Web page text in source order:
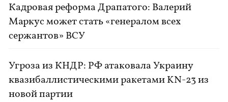
Кадровая реформа Драпатого: Валерий
Маркус может стать «генералом всех
сержантов» ВСУ
Угроза из КНДР: РФ атаковала Украину
квазибаллистическими ракетами KN-23 из
новой партии